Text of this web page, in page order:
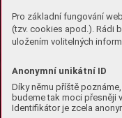
Pro základní fungování
(tzv. cookies apod.). Rádi
uložením volitelných
Anonymní unikátní ID
Díky němu příště
budeme tak moci přesněji
Identifikátor je zcela